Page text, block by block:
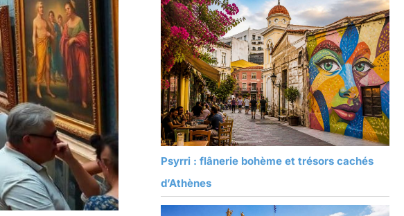
Psyrri : flânerie bohème et trésors cachés
d’Athènes